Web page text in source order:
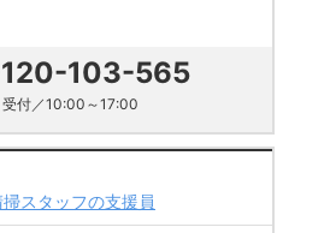
103-565
受付／10:00～17:00
スタッフの支援員